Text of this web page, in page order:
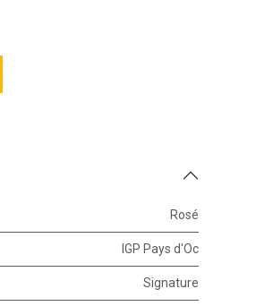
Rosé
IGP Pays d'Oc
Signature